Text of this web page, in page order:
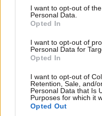
consent section.
I want to opt-out of
Personal Data.
Opted In
I want to opt-out of
Personal Data for
Opted In
I want to opt-out of
Retention, Sale, and/
Personal Data that Is
Purposes for which it
Opted Out
ΗΠΑ και ASEAN
των πολιτικών